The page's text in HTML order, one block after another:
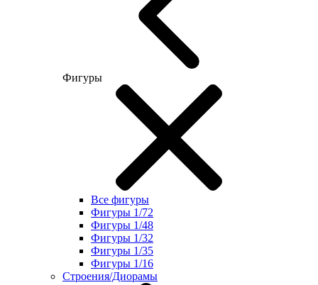
Фигуры
Все фигуры
Фигуры 1/72
Фигуры 1/48
Фигуры 1/32
Фигуры 1/35
Фигуры 1/16
Строения/Диорамы